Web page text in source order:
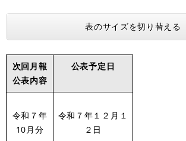
表のサイズを切り替える
次回月報
公表内容
公表予定日
令和７年
10月分
令和７年１２月１
２日